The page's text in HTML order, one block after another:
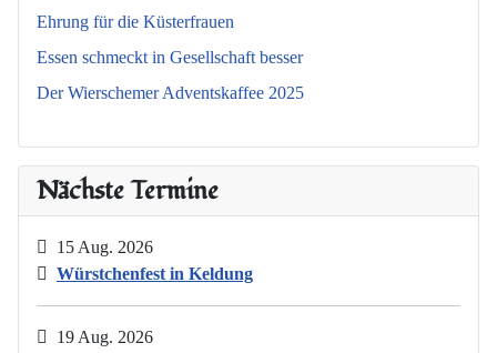
Ehrung für die Küsterfrauen
Essen schmeckt in Gesellschaft besser
Der Wierschemer Adventskaffee 2025
Nächste Termine
15 Aug. 2026
Würstchenfest in Keldung
19 Aug. 2026